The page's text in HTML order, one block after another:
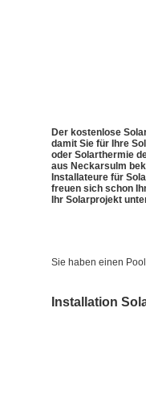
Der kostenlose
damit Sie für Ihre
oder Solarthermie
aus Neckarsulm
Installateure für
freuen sich schon
Ihr Solarprojekt
Sie haben einen
Installation